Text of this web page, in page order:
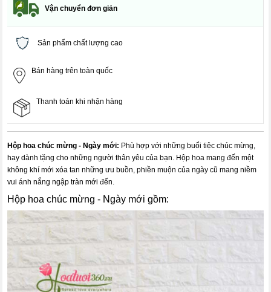
Vận chuyển đơn giản
Sản phẩm chất lượng cao
Bán hàng trên toàn quốc
Thanh toán khi nhận hàng
Hộp hoa chúc mừng - Ngày mới: Phù hợp với những buổi tiệc chúc mừng,
hay dành tặng cho những người thân yêu của bạn. Hộp hoa mang đến một
không khí mới xóa tan những ưu buồn, phiền muộn của ngày cũ mang niềm
vui ánh nắng ngập tràn mới đến.
Hộp hoa chúc mừng - Ngày mới gồm: